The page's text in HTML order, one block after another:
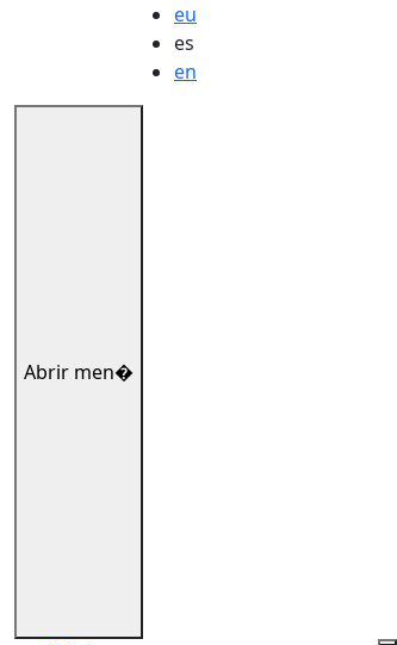
eu
es
en
Abrir men�